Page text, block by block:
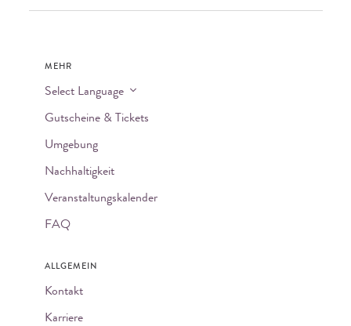
MEHR
Select Language
Gutscheine & Tickets
Umgebung
Nachhaltigkeit
Veranstaltungskalender
FAQ
ALLGEMEIN
Kontakt
Karriere